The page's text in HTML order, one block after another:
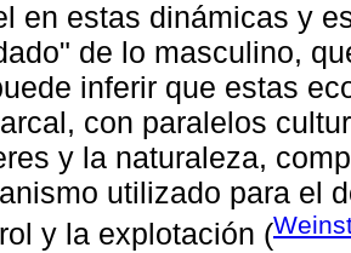
en estas dinámicas y
de lo masculino,
inferir que estas
con paralelos
y la naturaleza,
utilizado para el
y la explotación (